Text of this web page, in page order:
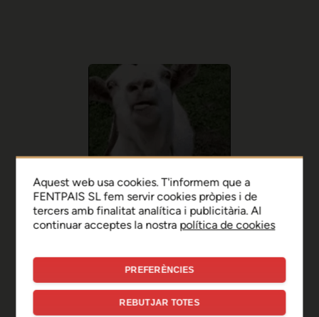
Ep, disculpa!
Aquest web usa cookies. T'informem que a
FENTPAIS SL fem servir cookies pròpies i de
tercers amb finalitat analítica i publicitària. Al
continuar acceptes la nostra política de cookies
PREFERÈNCIES
REBUTJAR TOTES